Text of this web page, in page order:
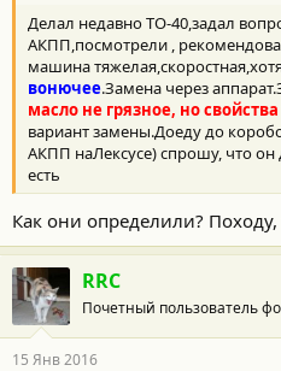
и
:
Делал недавно ТО-40,задал
АКПП,посмотрели ,
машина
вонючее.Замена через
масло не грязное, но
вариант замены.Доеду до
АКПП наЛексусе) спрошу, что он
есть
Как они определили? Походу,
RRC
Почетный пользователь
15 Янв 2016